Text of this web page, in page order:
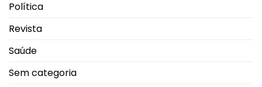
Política
Revista
Saúde
Sem categoria